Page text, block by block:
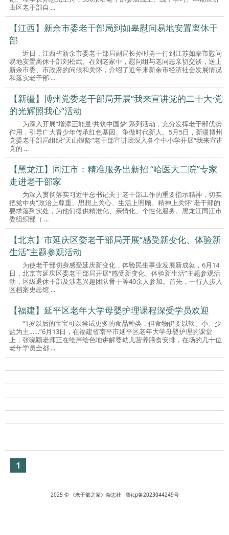
由区老干部自 ...
【江西】新余市委老干部局到如皋慰问易地安置离休干
部
近日，江西省新余市委老干部局副局长孙时勇一行到江苏如皋市慰问
易地安置离休干部刘松武。在刘老家中，慰问组与老同志亲切交谈，送上
新余市委、市政府的问候和关怀，介绍了近年来新余市经济社会发展情况
和落实老干部 ...
【新疆】博州党委老干部局开展“我来宣讲党的二十大·党
的光辉照我心”活动
为深入开展“增添正能量·共筑中国梦”系列活动，充分发挥老干部优势
作用，引导广大青少年传承红色基因、争做时代新人。5月5日，新疆博州
党委老干部局组织“天山银龄”老干部宣讲团深入各个中小学开展“我来宣讲
党的 ...
【黑龙江】同江市：精准服务出新招 “哈医大二院”专家
走进老干部家
为深入贯彻落实习近平总书记关于老干部工作的重要指示精神，切实
把党中央“政治上尊重、思想上关心、生活上照顾、精神上关怀”老干部的
要求落到实处，为他们提供精准化、亲情化、个性化服务。黑龙江同江市
委组织部（ ...
【北京】市延庆区委老干部局开展“感受新变化、体验新
生活”主题参观活动
为使老干部切身感受延庆新变化，体验民生事业发展新成就，6月14
日，北京市延庆区委老干部局开展“感受新变化、体验新生活”主题参观活
动，区级退休干部及涉老兴趣团队骨干等40余人参加。首先，一行人步入
区档案史志馆 ...
【福建】延平区老年大学母婴护理课程深受学员欢迎
“1岁以后的宝宝可以尝试更多的食品种类，但食物仍要以软、小、少
盐为主……”6月13日，在福建省南平市延平区老年大学母婴护理的课堂
上，张晓颖老师正在绘声绘色地讲解婴幼儿营养膳食安排，在场的几十位
老年学员全都 ...
1
2025 © 《老干部之家》杂志社 鲁icp备2023044249号